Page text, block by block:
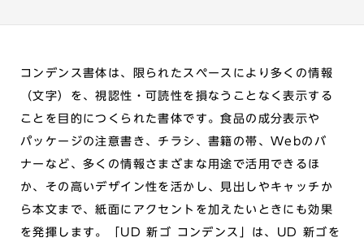
コンデンス書体は、限られたスペースにより多くの情報
（文字）を、視認性・可読性を損なうことなく表示する
ことを目的につくられた書体です。食品の成分表示や
パッケージの注意書き、チラシ、書籍の帯、Webのバ
ナーなど、多くの情報さまざまな用途で活用できるほ
か、その高いデザイン性を活かし、見出しやキャッチか
ら本文まで、紙面にアクセントを加えたいときにも効果
を発揮します。「UD 新ゴ コンデンス」は、UD 新ゴを